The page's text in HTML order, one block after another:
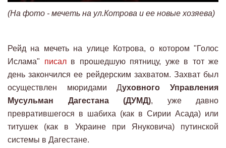
(На фото - мечеть на ул.Котрова и ее новые хозяева)
Рейд на мечеть на улице Котрова, о котором "Голос
Ислама" писалв прошедшую пятницу, уже в тот же
день закончился ее рейдерским захватом. Захват был
осуществлен мюридами Духовного Управления
Мусульман Дагестана (ДУМД), уже давно
превратившегося в шабиха (как в Сирии Асада) или
титушек (как в Украине при Януковича) путинской
системы в Дагестане.